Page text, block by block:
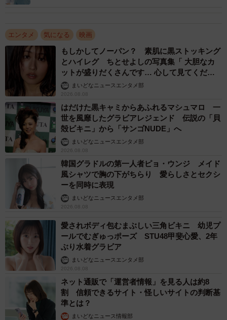
エンタメ 気になる 映画
もしかしてノーパン？ 素肌に黒ストッキング
とハイレグ ちとせよしの写真集「 大胆なカ
ットが盛りだくさんです… 心して見てくださ
い」まいどなニュースエンタメ部
2026.08.08
はだけた黒キャミからあふれるマシュマロ 一
世を風靡したグラビアレジェンド 伝説の「貝
殻ビキニ」から「サンゴNUDE」へ
まいどなニュースエンタメ部
2026.08.08
韓国グラドルの第一人者ピョ・ウンジ メイド
風シャツで胸の下がちらり 愛らしさとセクシ
ーを同時に表現
まいどなニュースエンタメ部
2026.08.08
愛されボディ包むまぶしい三角ビキニ 幼児プ
ールでむぎゅっポーズ STU48甲斐心愛、2年
ぶり水着グラビア
まいどなニュースエンタメ部
2026.08.08
ネット通販で「運営者情報」を見る人は約8
割 信頼できるサイト・怪しいサイトの判断基
準とは？
まいどなニュース情報部